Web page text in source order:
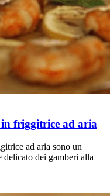
friggitrice ad aria
ad aria sono un
delicato dei gamberi alla